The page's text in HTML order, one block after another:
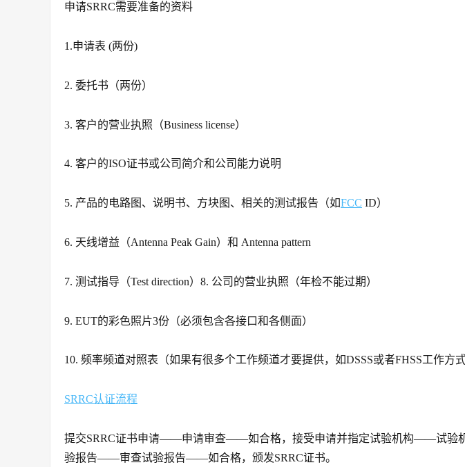
申请SRRC需要准备的资料
1.申请表 (两份)
2. 委托书（两份）
3. 客户的营业执照（Business license）
4. 客户的ISO证书或公司简介和公司能力说明
5. 产品的电路图、说明书、方块图、相关的测试报告（如FCC ID）
6. 天线增益（Antenna Peak Gain）和 Antenna pattern
7. 测试指导（Test direction）8. 公司的营业执照（年检不能过期）
9. EUT的彩色照片3份（必须包含各接口和各侧面）
10. 频率频道对照表（如果有很多个工作频道才要提供，如DSSS或者FHSS工作方式
SRRC认证流程
提交SRRC证书申请——申请审查——如合格，接受申请并指定试验机构——试验
验报告——审查试验报告——如合格，颁发SRRC证书。